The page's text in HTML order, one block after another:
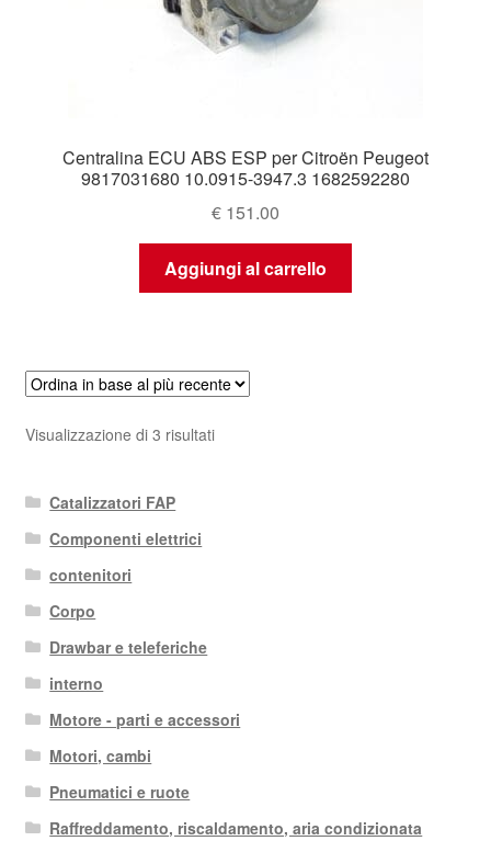
Centralina ECU ABS ESP per Citroën Peugeot
9817031680 10.0915-3947.3 1682592280
€ 151.00
Aggiungi al carrello
Visualizzazione di 3 risultatiOrdina
Catalizzatori FAP
Componenti elettrici
contenitori
Corpo
Drawbar e teleferiche
interno
Motore - parti e accessori
Motori, cambi
Pneumatici e ruote
Raffreddamento, riscaldamento, aria condizionata